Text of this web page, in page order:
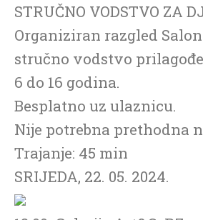
STRUČNO VODSTVO ZA
Organiziran razgled
stručno vodstvo
6 do 16 godina.
Besplatno uz ulaznicu.
Nije potrebna prethodna
Trajanje: 45 min
SRIJEDA, 22. 05. 2024.